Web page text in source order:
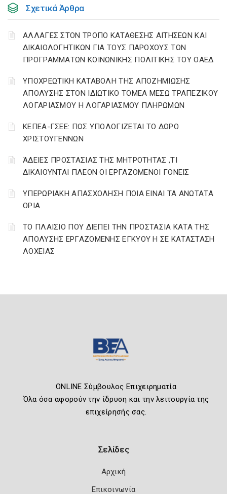
Σχετικά Άρθρα
ΑΛΛΑΓΕΣ ΣΤΟΝ ΤΡΟΠΟ ΚΑΤΑΘΕΣΗΣ ΑΙΤΗΣΕΩΝ ΚΑΙ
ΔΙΚΑΙΟΛΟΓΗΤΙΚΩΝ ΓΙΑ ΤΟΥΣ ΠΑΡΟΧΟΥΣ ΤΩΝ
ΠΡΟΓΡΑΜΜΑΤΩΝ ΚΟΙΝΩΝΙΚΗΣ ΠΟΛΙΤΙΚΗΣ ΤΟΥ ΟΑΕΔ
YΠΟΧΡΕΩΤΙΚΗ ΚΑΤΑΒΟΛΗ ΤΗΣ ΑΠΟΖΗΜΙΩΣΗΣ
ΑΠΟΛΥΣΗΣ ΣΤΟΝ ΙΔΙΩΤΙΚΟ ΤΟΜΕΑ ΜΕΣΩ ΤΡΑΠΕΖΙΚΟΥ
ΛΟΓΑΡΙΑΣΜΟΥ Η ΛΟΓΑΡΙΑΣΜΟΥ ΠΛΗΡΩΜΩΝ
ΚΕΠΕΑ-ΓΣΕΕ: ΠΩΣ ΥΠΟΛΟΓΙΖΕΤΑΙ ΤΟ ΔΩΡΟ
ΧΡΙΣΤΟΥΓΕΝΝΩΝ
ΆΔΕΙΕΣ ΠΡΟΣΤΑΣΙΑΣ ΤΗΣ ΜΗΤΡΟΤΗΤΑΣ ,ΤΙ
ΔΙΚΑΙΟΥΝΤΑΙ ΠΛΕΟΝ ΟΙ ΕΡΓΑΖΟΜΕΝΟΙ ΓΟΝΕΙΣ
ΥΠΕΡΩΡΙΑΚΗ ΑΠΑΣΧΟΛΗΣΗ ΠΟΙΑ ΕΙΝΑΙ ΤΑ ΑΝΩΤΑΤΑ
ΟΡΙΑ
ΤΟ ΠΛΑΙΣΙΟ ΠΟΥ ΔΙΕΠΕΙ ΤΗΝ ΠΡΟΣΤΑΣΙΑ ΚΑΤΑ ΤΗΣ
ΑΠΟΛΥΣΗΣ ΕΡΓΑΖΟΜΕΝΗΣ ΕΓΚΥΟΥ Η ΣΕ ΚΑΤΑΣΤΑΣΗ
ΛΟΧΕΙΑΣ
ONLINE Σύμβουλος Επιχειρηματία
Όλα όσα αφορούν την ίδρυση και την λειτουργία της
επιχείρησής σας.
Σελίδες
Αρχική
Επικοινωνία